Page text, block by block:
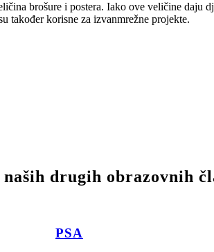
brošure i postera. Iako ove veličine daju
također korisne za izvanmrežne projekte.
naših drugih obrazovnih
PSA